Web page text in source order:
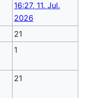
16:27, 11. Jul.
2026
21
1
21